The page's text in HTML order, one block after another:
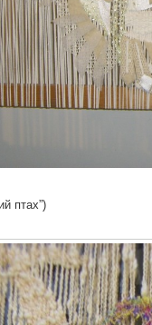
птах”)